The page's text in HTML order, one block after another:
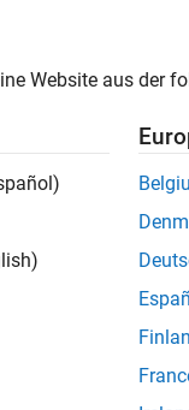
Toolbox
System Toolbox
for fixed-point
generate target-
Compiler
Website aus der